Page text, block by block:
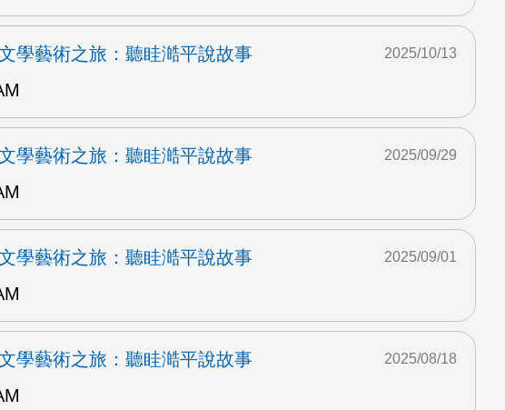
學藝術之旅：聽眭澔平說故事
2025/10/13
學藝術之旅：聽眭澔平說故事
2025/09/29
學藝術之旅：聽眭澔平說故事
2025/09/01
學藝術之旅：聽眭澔平說故事
2025/08/18